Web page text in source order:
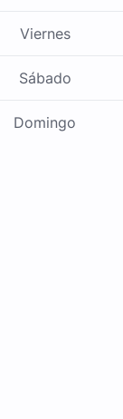
Viernes
Sábado
Domingo